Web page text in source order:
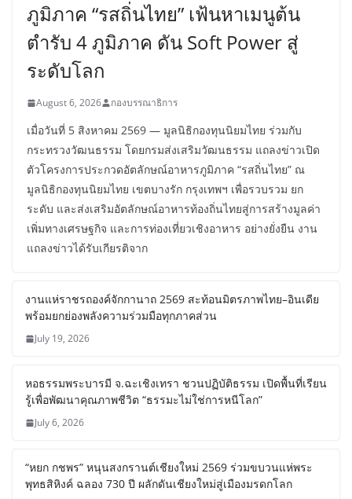
ภูมิภาค “รสถิ่นไทย” เฟ้นหาเมนูต้น
ตำรับ 4 ภูมิภาค ดัน Soft Power สู่
ระดับโลก
August 6, 2026 กองบรรณาธิการ
เมื่อวันที่ 5 สิงหาคม 2569 — มูลนิธิกองทุนนิยมไทย ร่วมกับ
กระทรวงวัฒนธรรม โดยกรมส่งเสริมวัฒนธรรม แถลงข่าวเปิด
ตัวโครงการประกวดอัตลักษณ์อาหารภูมิภาค “รสถิ่นไทย” ณ
มูลนิธิกองทุนนิยมไทย เขตบางรัก กรุงเทพฯ เพื่อรวบรวม ยก
ระดับ และส่งเสริมอัตลักษณ์อาหารท้องถิ่นไทยสู่การสร้างมูลค่า
เพิ่มทางเศรษฐกิจ และการท่องเที่ยวเชิงอาหาร อย่างยั่งยืน งาน
แถลงข่าวได้รับเกียรติจาก
งานแห่ราชรถองค์จักกานาถ 2569 สะท้อนมิตรภาพไทย–อินเดีย
พร้อมยกย่องพลังความร่วมมือทุกภาคส่วน
July 19, 2026
หอธรรมพระบารมี จ.ฉะเชิงเทรา ชวนปฏิบัติธรรม เปิดพื้นที่เรียน
รู้เพื่อพัฒนาคุณภาพชีวิต “ธรรมะไม่ใช่การหนีโลก”
July 6, 2026
“หยก กชพร” หนุนสงกรานต์เชียงใหม่ 2569 ร่วมขบวนแห่พระ
พุทธสิหิงค์ ฉลอง 730 ปี ผลักดันเชียงใหม่สู่เมืองมรดกโลก